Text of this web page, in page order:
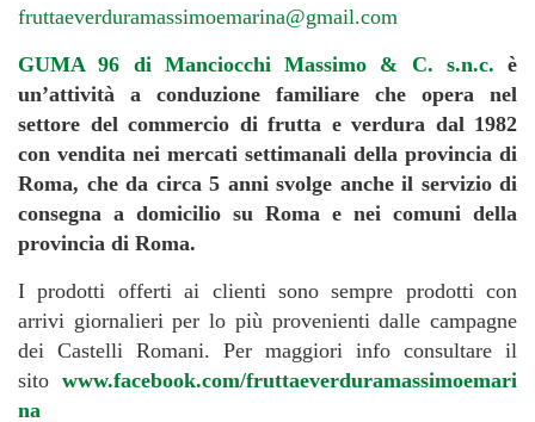
fruttaeverduramassimoemarina@gmail.com
GUMA 96 di Manciocchi Massimo & C. s.n.c. è
un’attività a conduzione familiare che opera nel
settore del commercio di frutta e verdura dal 1982
con vendita nei mercati settimanali della provincia di
Roma, che da circa 5 anni svolge anche il servizio di
consegna a domicilio su Roma e nei comuni della
provincia di Roma.
I prodotti offerti ai clienti sono sempre prodotti con
arrivi giornalieri per lo più provenienti dalle campagne
dei Castelli Romani. Per maggiori info consultare il
sito www.facebook.com/fruttaeverduramassimoemari
na